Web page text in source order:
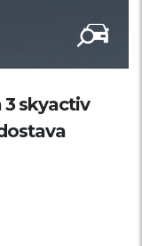
3 skyactiv